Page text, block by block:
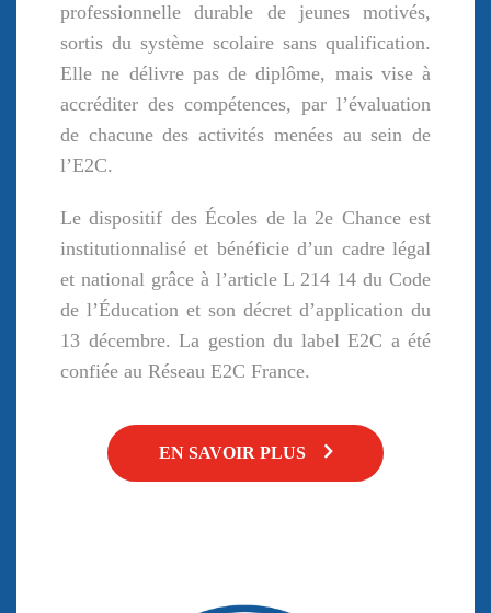
professionnelle durable de jeunes motivés,
sortis du système scolaire sans qualification.
Elle ne délivre pas de diplôme, mais vise à
accréditer des compétences, par l’évaluation
de chacune des activités menées au sein de
l’E2C.
Le dispositif des Écoles de la 2e Chance est
institutionnalisé et bénéficie d’un cadre légal
et national grâce à l’article L 214 14 du Code
de l’Éducation et son décret d’application du
13 décembre. La gestion du label E2C a été
confiée au Réseau E2C France.
EN SAVOIR PLUS